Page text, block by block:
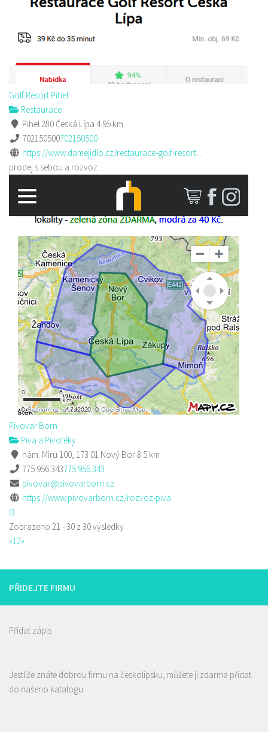
Golf Resort Pihel
Restaurace
Pihel 280 Česká Lípa 4.95 km
702150500702150500
https://www.damejidlo.cz/restaurace-golf-resort...
prodej s sebou a rozvoz
Pivovar Born
Piva a Pivotéky
nám. Míru 100, 173 01 Nový Bor8.5 km
775 956 343775 956 343
pivovar@pivovarborn.cz
https://www.pivovarborn.cz/rozvoz-piva
Zobrazeno 21 - 30 z 30 výsledky
«12»
PŘIDEJTE FIRMU
Přidat zápis
Jestliže znáte dobrou firmu na českolipsku, můžete ji zdarma přidat
do našeno katalogu